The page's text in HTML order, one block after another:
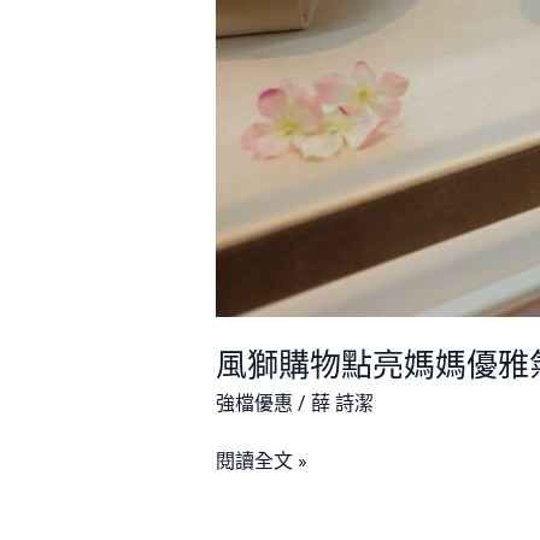
風獅購物點亮媽媽優雅
強檔優惠 / 薛 詩潔
閱讀全文 »